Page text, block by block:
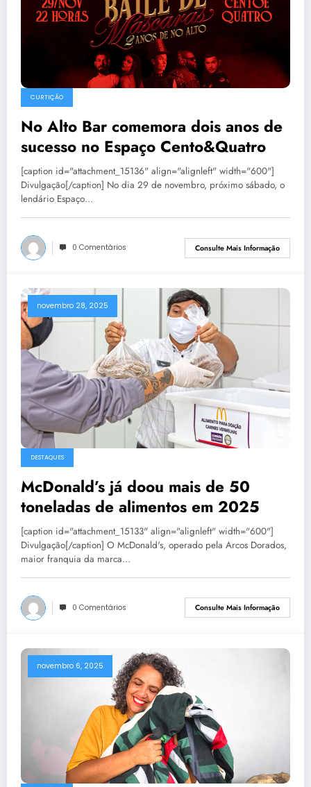
CURTIÇÃO
No Alto Bar comemora dois anos de
sucesso no Espaço Cento&Quatro
[caption id="attachment_15136" align="alignleft" width="600"]
Divulgação[/caption] No dia 29 de novembro, próximo sábado, o
lendário Espaço…
0 Comentários Consulte Mais Informação
novembro 28, 2025
DESTAQUES
McDonald’s já doou mais de 50
toneladas de alimentos em 2025
[caption id="attachment_15133" align="alignleft" width="600"]
Divulgação[/caption] O McDonald's, operado pela Arcos Dorados,
maior franquia da marca…
0 Comentários Consulte Mais Informação
novembro 6, 2025